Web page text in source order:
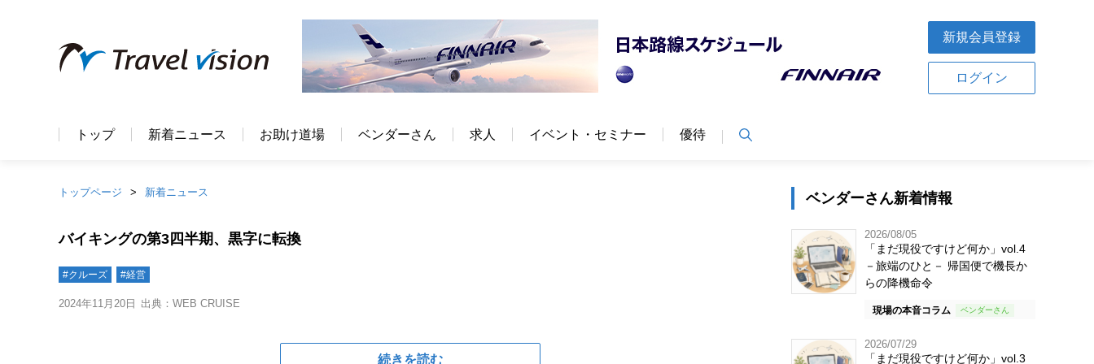
新規会員登録
ログイン
トップ 新着ニュース お助け道場 ベンダーさん 求人 イベント・セミナー 優待
トップページ 新着ニュース
バイキングの第3四半期、黒字に転換
#クルーズ #経営
2024年11月20日 出典：WEB CRUISE
続きを読む
ベンダーさん新着情報
2026/08/05
「まだ現役ですけど何か」vol.4
－旅端のひと－ 帰国便で機長か
らの降機命令
現場の本音コラム
2026/07/29
「まだ現役ですけど何か」vol.3